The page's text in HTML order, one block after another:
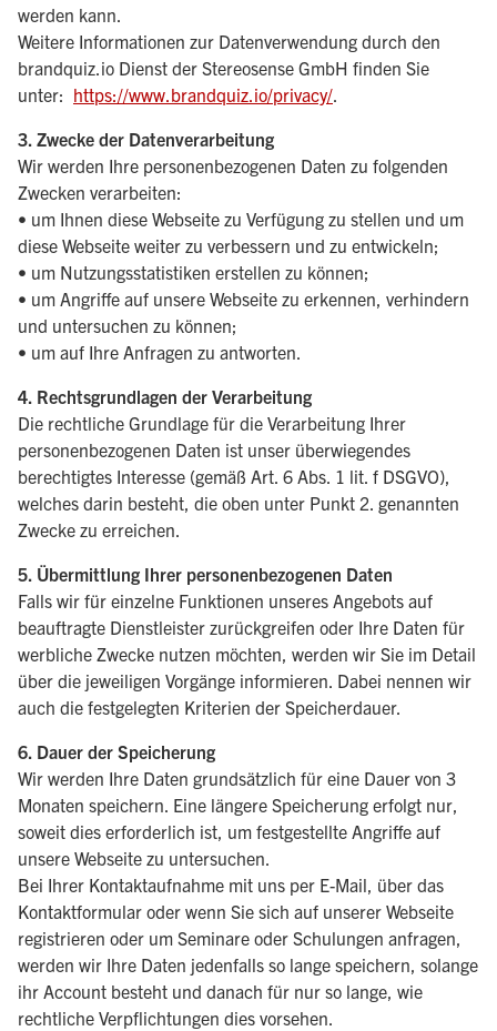
werden kann.
Weitere Informationen zur Datenverwendung durch den
brandquiz.io Dienst der Stereosense GmbH finden Sie
unter: https://www.brandquiz.io/privacy/.
3. Zwecke der Datenverarbeitung
Wir werden Ihre personenbezogenen Daten zu folgenden
Zwecken verarbeiten:
• um Ihnen diese Webseite zu Verfügung zu stellen und um
diese Webseite weiter zu verbessern und zu entwickeln;
• um Nutzungsstatistiken erstellen zu können;
• um Angriffe auf unsere Webseite zu erkennen, verhindern
und untersuchen zu können;
• um auf Ihre Anfragen zu antworten.
4. Rechtsgrundlagen der Verarbeitung
Die rechtliche Grundlage für die Verarbeitung Ihrer
personenbezogenen Daten ist unser überwiegendes
berechtigtes Interesse (gemäß Art. 6 Abs. 1 lit. f DSGVO),
welches darin besteht, die oben unter Punkt 2. genannten
Zwecke zu erreichen.
5. Übermittlung Ihrer personenbezogenen Daten
Falls wir für einzelne Funktionen unseres Angebots auf
beauftragte Dienstleister zurückgreifen oder Ihre Daten für
werbliche Zwecke nutzen möchten, werden wir Sie im Detail
über die jeweiligen Vorgänge informieren. Dabei nennen wir
auch die festgelegten Kriterien der Speicherdauer.
6. Dauer der Speicherung
Wir werden Ihre Daten grundsätzlich für eine Dauer von 3
Monaten speichern. Eine längere Speicherung erfolgt nur,
soweit dies erforderlich ist, um festgestellte Angriffe auf
unsere Webseite zu untersuchen.
Bei Ihrer Kontaktaufnahme mit uns per E-Mail, über das
Kontaktformular oder wenn Sie sich auf unserer Webseite
registrieren oder um Seminare oder Schulungen anfragen,
werden wir Ihre Daten jedenfalls so lange speichern, solange
ihr Account besteht und danach für nur so lange, wie
rechtliche Verpflichtungen dies vorsehen.